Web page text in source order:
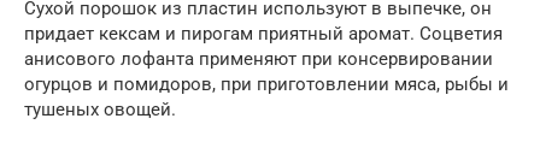
Сухой порошок из пластин используют в выпечке, он
придает кексам и пирогам приятный аромат. Соцветия
анисового лофанта применяют при консервировании
огурцов и помидоров, при приготовлении мяса, рыбы и
тушеных овощей.